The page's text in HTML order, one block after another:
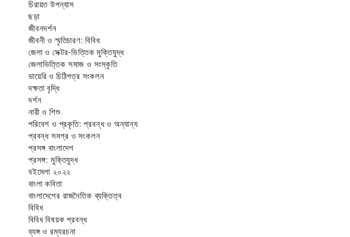
চিরায়ত উপন্যাস
ছড়া
জীবনদর্শন
জীবনী ও স্মৃতিচারণ: বিবিধ
জেলা ও সেক্টর-ভিত্তিক মুক্তিযুদ্ধ
জেলাভিত্তিক সমাজ ও সংস্কৃতি
ডায়েরি ও চিঠিপত্র সংকলন
দক্ষতা বৃদ্ধি
দর্শন
নারী ও শিশু
পরিবেশ ও প্রকৃতি: প্রবন্ধ ও অন্যান্য
প্রবন্ধ সমগ্র ও সংকলন
প্রসঙ্গ বাংলাদেশ
প্রসঙ্গ: মুক্তিযুদ্ধ
বইমেলা ২০২২
বাংলা কবিতা
বাংলাদেশের রাজনৈতিক ব্যক্তিত্ব
বিবিধ
বিবিধ বিষয়ক প্রবন্ধ
ব্যঙ্গ ও রম্যরচনা